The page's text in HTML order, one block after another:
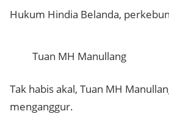
Hukum Hindia Belanda,
Tuan MH Manullang
Tak habis akal, Tuan MH
menganggur.